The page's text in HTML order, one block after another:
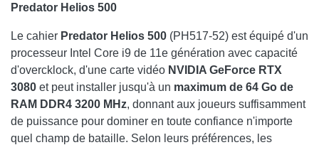
Predator Helios 500
Le cahier Predator Helios 500 (PH517-52) est équipé d'un
processeur Intel Core i9 de 11e génération avec capacité
d'overcklock, d'une carte vidéo NVIDIA GeForce RTX
3080 et peut installer jusqu'à un maximum de 64 Go de
RAM DDR4 3200 MHz, donnant aux joueurs suffisamment
de puissance pour dominer en toute confiance n'importe
quel champ de bataille. Selon leurs préférences, les